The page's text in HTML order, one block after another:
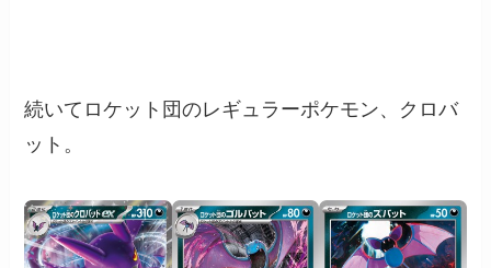
続いてロケット団のレギュラーポケモン、クロバ
ット。